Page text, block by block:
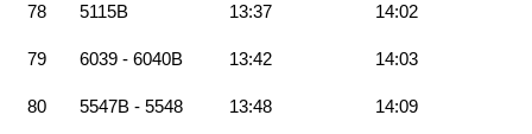
78 5115B 13:37 14:02
79 6039 - 6040B 13:42 14:03
80 5547B - 5548 13:48 14:09